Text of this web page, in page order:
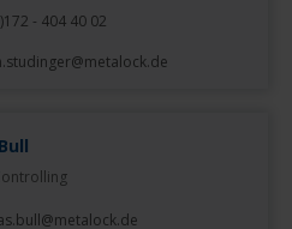
- 404 40 02